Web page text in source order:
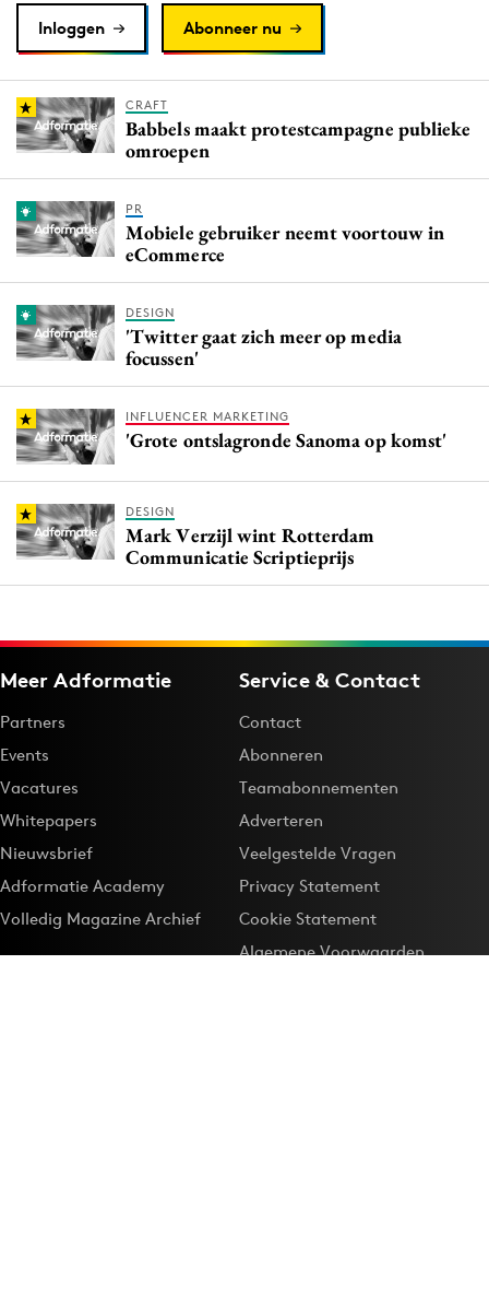
Reputatie & crisis
Inloggen Abonneer nu
CRAFT
Babbels maakt protestcampagne publieke
omroepen
PR
Mobiele gebruiker neemt voortouw in
eCommerce
DESIGN
'Twitter gaat zich meer op media
focussen'
INFLUENCER MARKETING
'Grote ontslagronde Sanoma op komst'
DESIGN
Mark Verzijl wint Rotterdam
Communicatie Scriptieprijs
Meer Adformatie
Partners
Events
Vacatures
Whitepapers
Nieuwsbrief
Adformatie Academy
Volledig Magazine Archief
Service & Contact
Contact
Abonneren
Teamabonnementen
Adverteren
Veelgestelde Vragen
Privacy Statement
Cookie Statement
Algemene Voorwaarden